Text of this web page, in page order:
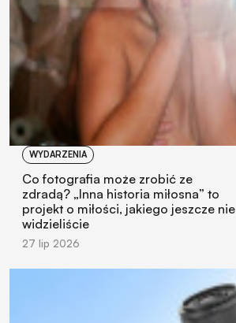
WYDARZENIA
Co fotografia może zrobić ze
zdradą? „Inna historia miłosna” to
projekt o miłości, jakiego jeszcze nie
widzieliście
27 lip 2026